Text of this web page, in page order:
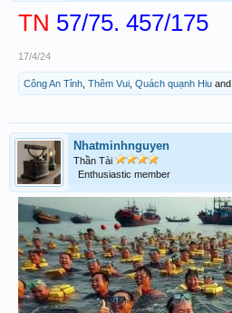
TN 57/75. 457/175
17/4/24
Công An Tỉnh Thêm Vui Quách quạnh Hiu and
Nhatminhnguyen
Thần Tài
Enthusiastic member